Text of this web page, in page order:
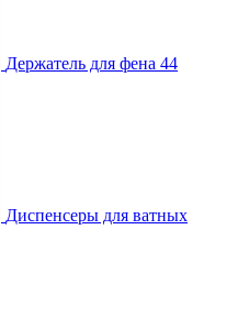
Держатель для фена 44
Диспенсеры для ватных